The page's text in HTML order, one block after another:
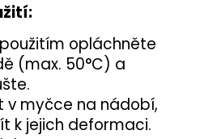
opláchněte
(max. 50°C) a
v myčce na nádobí,
k jejich deformaci.